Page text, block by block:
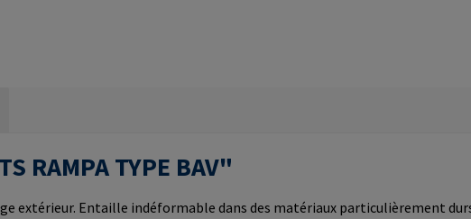
RAMPA TYPE BAV"
extérieur. Entaille indéformable dans des matériaux particulièrement